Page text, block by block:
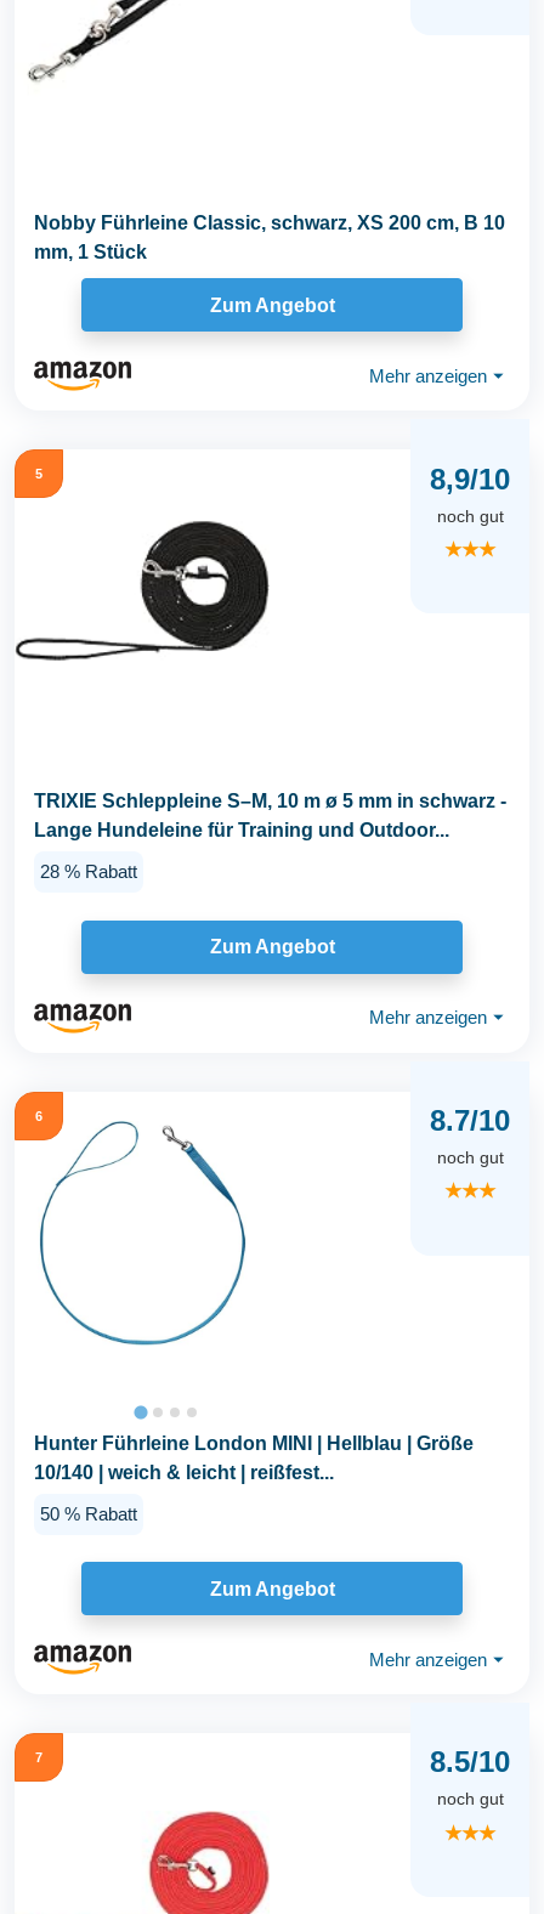
Nobby Führleine Classic, schwarz, XS 200 cm, B 10
mm, 1 Stück
Zum Angebot
Mehr anzeigen ⏷
5 8,9/10
noch gut
★★★
TRIXIE Schleppleine S–M, 10 m ø 5 mm in schwarz -
Lange Hundeleine für Training und Outdoor...
28 % Rabatt
Zum Angebot
Mehr anzeigen ⏷
6 8.7/10
noch gut
★★★
Hunter Führleine London MINI | Hellblau | Größe
10/140 | weich & leicht | reißfest...
50 % Rabatt
Zum Angebot
Mehr anzeigen ⏷
7 8.5/10
noch gut
★★★